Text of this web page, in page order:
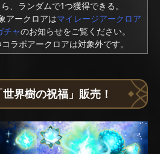
ら、ランダムで1つ獲得できる。
アークロアはマイレージアークロア
チャのお知らせをご覧ください。
ラボアークロアは対象外です。
界樹の祝福」販売！